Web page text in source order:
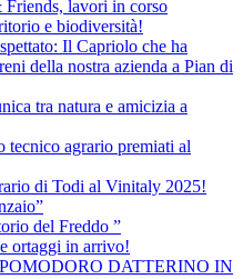
lavori in corso
e biodiversità!
Il Capriolo che ha
della nostra azienda a Pian di
tra natura e amicizia a
agrario premiati al
di Todi al Vinitaly 2025!
del Freddo ”
ortaggi in arrivo!
DATTERINO IN